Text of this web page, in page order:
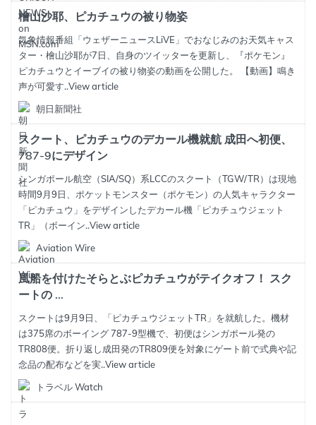
檜山沙耶、ピカチュウの被り物姿
気象情報番組「ウェザーニュースLiVE」でおなじみのお天気キャス
ター・檜山沙耶が7日、自身のツイッターを更新し、『ポケモン』
ピカチュウとイーブイの被り物姿の動画を公開した。 【動画】鳴き
声が可愛す..View article
朝日新聞社
スクート、ピカチュウのデカール機就航 成田へ初便、
787-9にデザイン
シンガポール航空（SIA/SQ）系LCCのスクート（TGW/TR）は現地
時間9月9日、ポケットモンスター（ポケモン）の人気キャラクター
「ピカチュウ」をデザインしたデカール機「ピカチュウジェット
TR」（ボーイン..View article
Aviation Wire
風船を付けたそらとぶピカチュウがテイクオフ！ スク
ートの ...
スクートは9月9日、「ピカチュウジェットTR」を就航した。機材
は375席のボーイング 787-9型機で、初便はシンガポール発の
TR808便。折り返し成田発のTR809便を対象にゲート前で式典や記
念品の配布などを実..View article
トラベル Watch